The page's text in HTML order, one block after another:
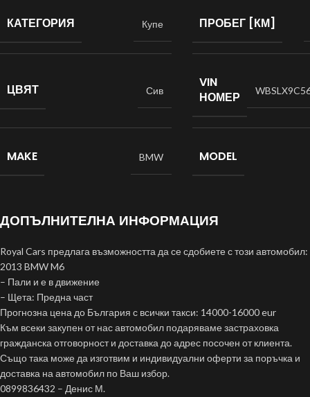
КАТЕГОРИЯ Купе ПРОБЕГ [КМ]
ЦВЯТ Сив
VIN
НОМЕР
MAKE BMW MODEL
ДОПЪЛНИТЕЛНА ИНФОРМАЦИЯ
Royal Cars предлага възможността да се сдобиете с този автомобил:
2013 BMW M6
– Пали и е в движение
– Щета: Предна част
Прогнозна цена до България с всички такси: 14000-16000 eur
Към всеки закупен от нас автомобил подаряваме застраховка
гражданска отговорност и доставка до адрес посочен от клиента.
Също така може да изготвим и индивидуални оферти за поръчка и
доставка на автомобил по Ваш избор.
0899836432 – Денис М.